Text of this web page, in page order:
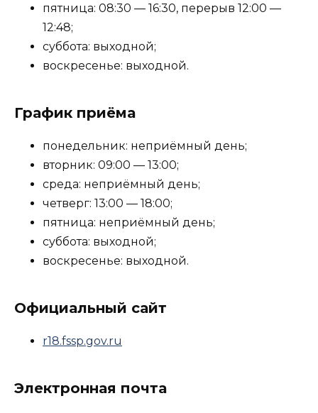
пятница: 08:30 — 16:30, перерыв 12:00 —
12:48;
суббота: выходной;
воскресенье: выходной.
График приёма
понедельник: неприёмный день;
вторник: 09:00 — 13:00;
среда: неприёмный день;
четверг: 13:00 — 18:00;
пятница: неприёмный день;
суббота: выходной;
воскресенье: выходной.
Официальный сайт
r18.fssp.gov.ru
Электронная почта